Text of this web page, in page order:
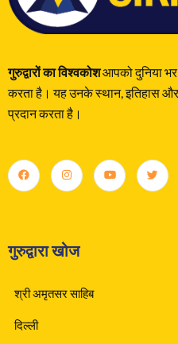
गुरुद्वारों का विश्वकोशआपको दुनिया भर
करता है। यह उनके स्थान, इतिहास और
प्रदान करता है।
गुरुद्वारा खोज
श्री अमृतसर साहिब
दिल्ली